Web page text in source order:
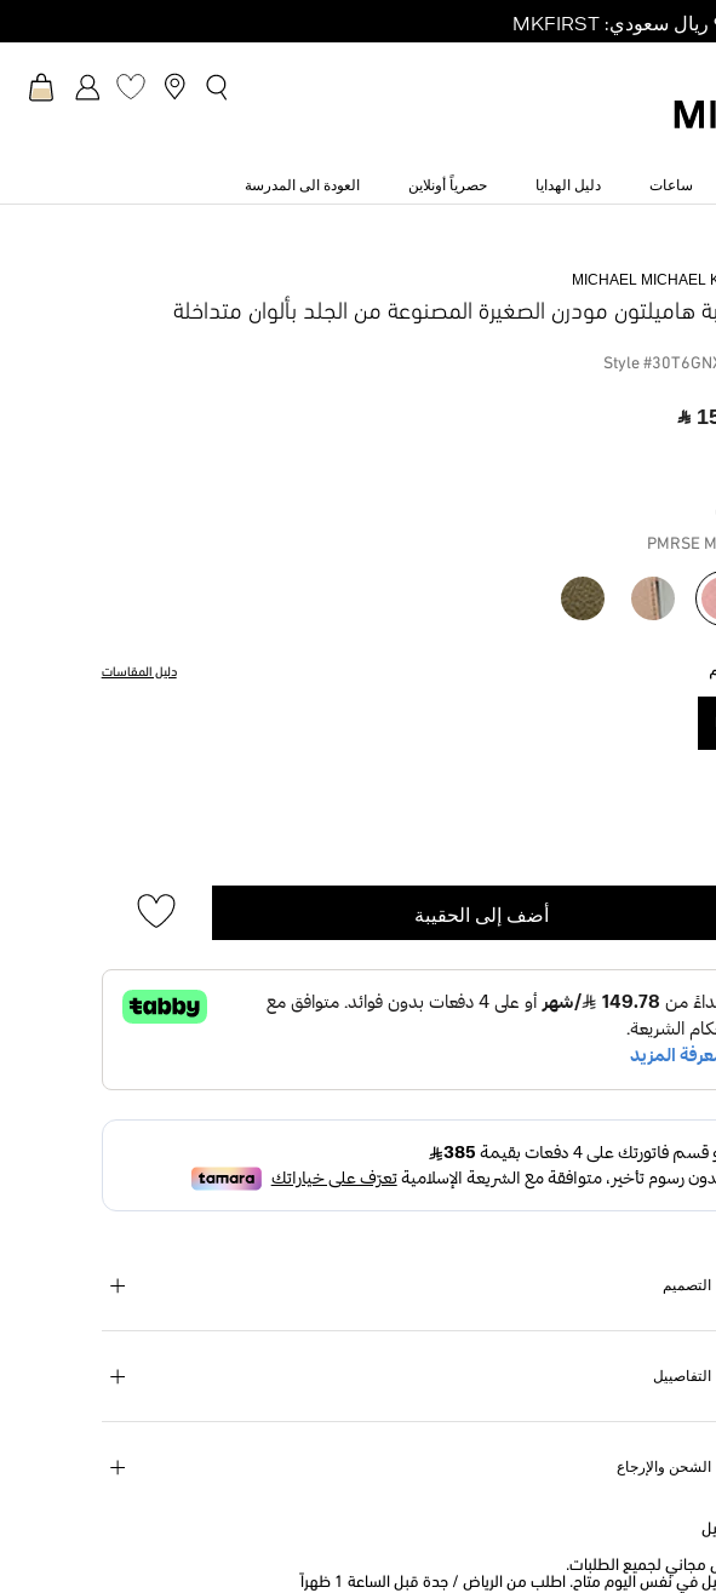
ساعات دليل الهدايا حصرياً أونلاين العودة الى المدرسة
MICHAEL MICHAEL
هاميلتون مودرن الصغيرة المصنوعة من الجلد بألوان متداخلة
Style
⃁
PMRSE
دليل المقاسات
أضف إلى الحقيبة
التصميم
التفاصييل
الشحن والإرجاع
مجاني لجميع الطلبات.
في نفس اليوم متاح. اطلب من الرياض / جدة قبل الساعة 1 ظهراً